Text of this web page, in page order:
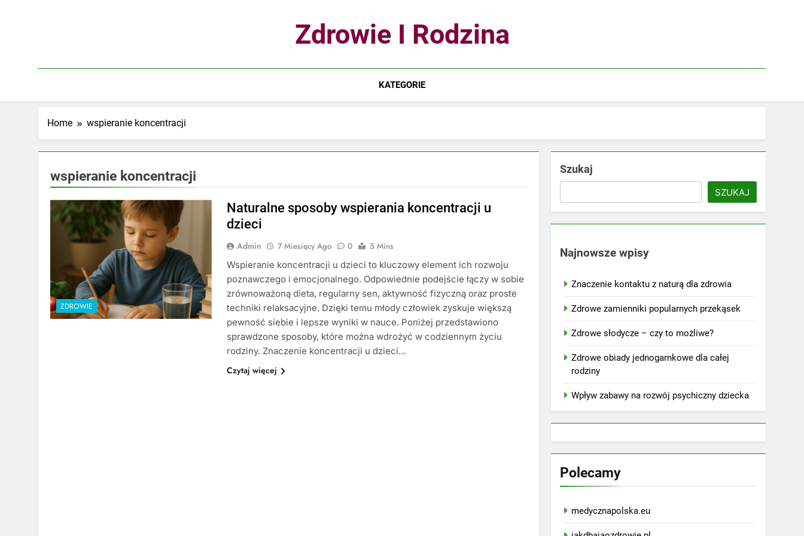
Zdrowie I Rodzina
KATEGORIE
Home wspieranie koncentracji
wspieranie koncentracji
ZDROWIE
Naturalne sposoby wspierania koncentracji u
dzieci
Admin 7 Miesięcy Ago 0
5 Mins
Wspieranie koncentracji u dzieci to kluczowy element ich rozwoju
poznawczego i emocjonalnego. Odpowiednie podejście łączy w sobie
zrównoważoną dieta, regularny sen, aktywność fizyczną oraz proste
techniki relaksacyjne. Dzięki temu młody człowiek zyskuje większą
pewność siebie i lepsze wyniki w nauce. Poniżej przedstawiono
sprawdzone sposoby, które można wdrożyć w codziennym życiu
rodziny. Znaczenie koncentracji u dzieci…
Czytaj więcej
Szukaj
SZUKAJ
Najnowsze wpisy
Znaczenie kontaktu z naturą dla zdrowia
Zdrowe zamienniki popularnych przekąsek
Zdrowe słodycze – czy to możliwe?
Zdrowe obiady jednogarnkowe dla całej
rodziny
Wpływ zabawy na rozwój psychiczny dziecka
Polecamy
medycznapolska.eu